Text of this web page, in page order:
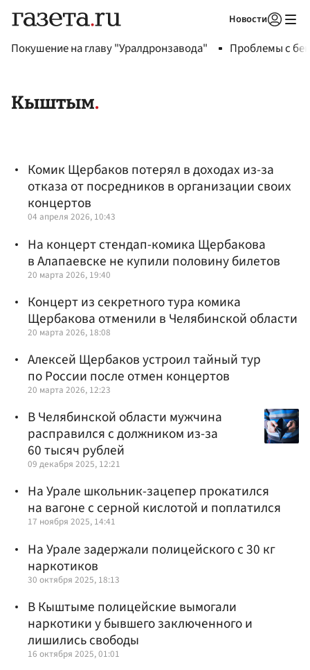
Новости
Покушение на главу "Уралдронзавода" Проблемы с
Кыштым
Комик Щербаков потерял в доходах из-за
отказа от посредников в организации своих
концертов
04 апреля 2026, 10:43
На концерт стендап-комика Щербакова
в Алапаевске не купили половину билетов
20 марта 2026, 19:40
Концерт из секретного тура комика
Щербакова отменили в Челябинской области
20 марта 2026, 18:08
Алексей Щербаков устроил тайный тур
по России после отмен концертов
20 марта 2026, 12:23
В Челябинской области мужчина
расправился с должником из-за
60 тысяч рублей
09 декабря 2025, 12:21
На Урале школьник-зацепер прокатился
на вагоне с серной кислотой и поплатился
17 ноября 2025, 14:41
На Урале задержали полицейского с 30 кг
наркотиков
30 октября 2025, 18:13
В Кыштыме полицейские вымогали
наркотики у бывшего заключенного и
лишились свободы
16 октября 2025, 01:01